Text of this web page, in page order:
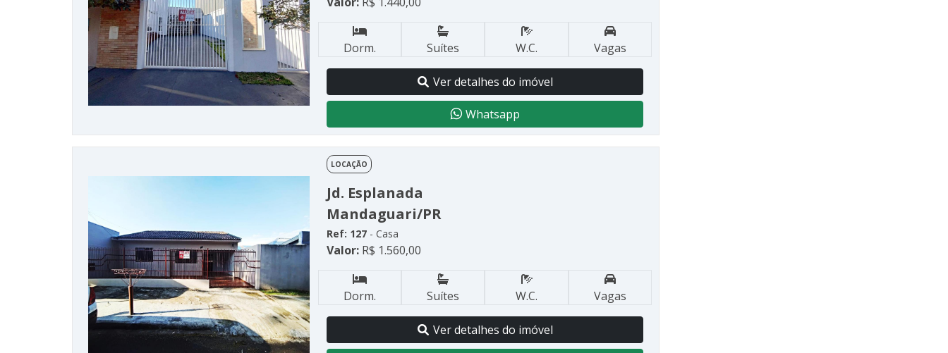
Dorm. Suítes W.C. Vagas
Ver detalhes do imóvel
Whatsapp
LOCAÇÃO
Jd. Esplanada
Mandaguari/PR
Ref: 127- Casa
Valor:R$ 1.560,00
Dorm. Suítes W.C. Vagas
Ver detalhes do imóvel